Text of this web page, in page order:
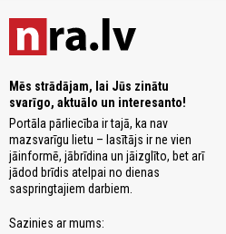
Mēs strādājam, lai Jūs zinātu
svarīgo, aktuālo un interesanto!
Portāla pārliecība ir tajā, ka nav
mazsvarīgu lietu – lasītājs ir ne vien
jāinformē, jābrīdina un jāizglīto, bet arī
jādod brīdis atelpai no dienas
saspringtajiem darbiem.
Sazinies ar mums: